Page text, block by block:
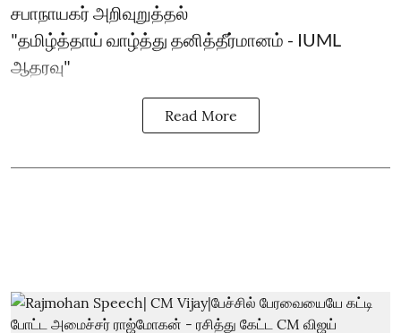
சபாநாயகர் அறிவுறுத்தல்
"தமிழ்த்தாய் வாழ்த்து தனித்தீர்மானம் - IUML
ஆதரவு"
Read More